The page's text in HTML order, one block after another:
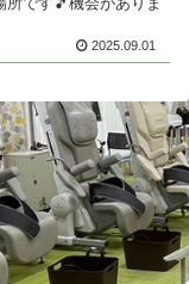
2025.09.01